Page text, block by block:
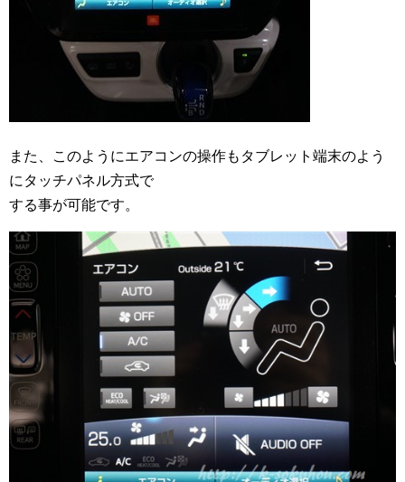
また、このようにエアコンの操作もタブレット端末のよう
にタッチパネル方式で
する事が可能です。